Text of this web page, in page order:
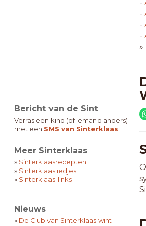
Bericht van de Sint
Verras een kind (of iemand anders)
met een SMS van Sinterklaas!
Meer Sinterklaas
» Sinterklaasrecepten
» Sinterklaasliedjes
» Sinterklaas-links
Nieuws
» De Club van Sinterklaas wint
-
-
-
-
»